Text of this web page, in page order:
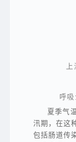
呼
夏季气
汛期，在这
包括肠道传